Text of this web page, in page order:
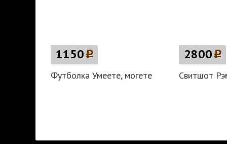
1150p
Футболка Умеете, могете
2800p
Свитшот